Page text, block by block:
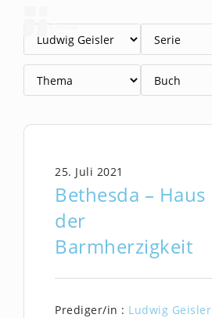
springen
Bethesda – Haus
der
Barmherzigkeit
25. Juli 2021
Prediger/in : Ludwig Geisler